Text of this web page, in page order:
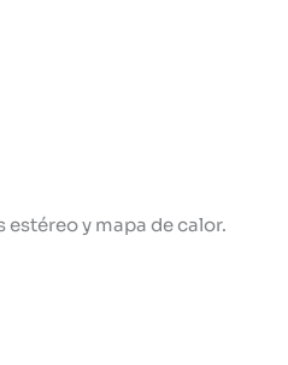
y mapa de calor.